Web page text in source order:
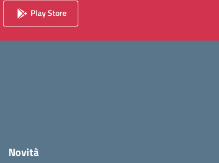
Play Store
Novità